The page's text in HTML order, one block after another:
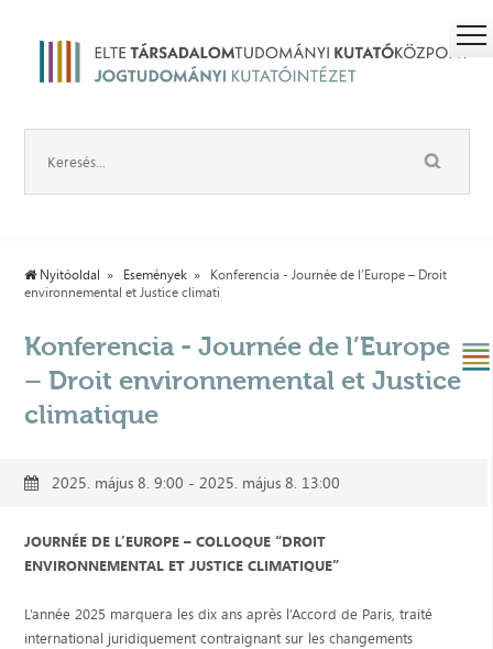
Nyitóoldal Események
Konferencia - Journée de l’Europe – Droit
environnemental et Justice climati
Konferencia - Journée de l’Europe
– Droit environnemental et Justice
climatique
2025. május 8. 9:00 - 2025. május 8. 13:00
JOURNÉE DE L’EUROPE – COLLOQUE “DROIT
ENVIRONNEMENTAL ET JUSTICE CLIMATIQUE”
L’année 2025 marquera les dix ans après l’Accord de Paris, traité
international juridiquement contraignant sur les changements